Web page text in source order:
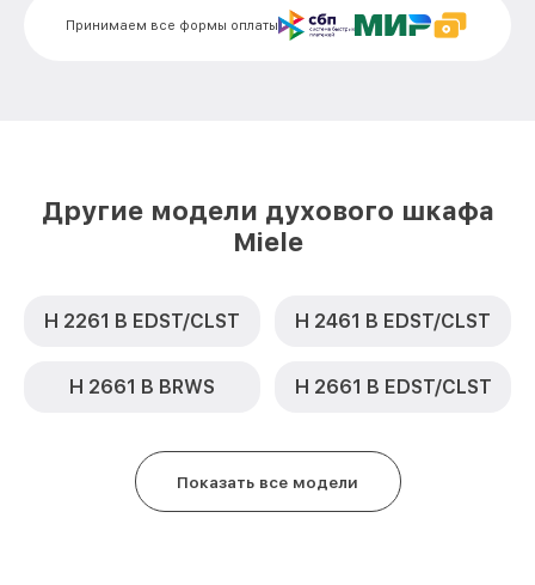
Замена термодатчика H 5241 B BK Miele от 900₽
Принимаем все формы оплаты
Другие модели духового шкафа
Miele
H 2261 B EDST/CLST H 2461 B EDST/CLST
H 2661 B BRWS H 2661 B EDST/CLST
Показать все модели